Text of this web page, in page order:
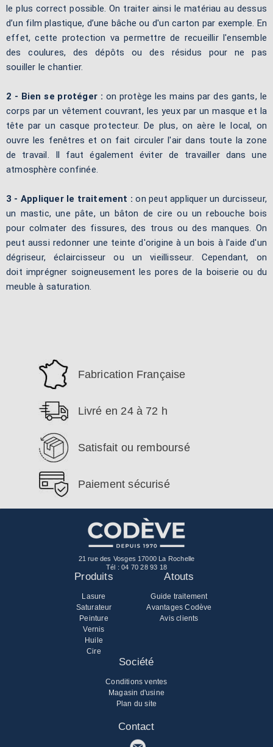
le plus correct possible. On traiter ainsi le matériau au dessus
d’un film plastique, d’une bâche ou d'un carton par exemple. En
effet, cette protection va permettre de recueillir l'ensemble
des coulures, des dépôts ou des résidus pour ne pas
souiller le chantier.
2 - Bien se protéger : on protège les mains par des gants, le
corps par un vêtement couvrant, les yeux par un masque et la
tête par un casque protecteur. De plus, on aère le local, on
ouvre les fenêtres et on fait circuler l'air dans toute la zone
de travail. Il faut également éviter de travailler dans une
atmosphère confinée.
3 - Appliquer le traitement : on peut appliquer un durcisseur,
un mastic, une pâte, un bâton de cire ou un rebouche bois
pour colmater des fissures, des trous ou des manques. On
peut aussi redonner une teinte d'origine à un bois à l'aide d'un
dégriseur, éclaircisseur ou un vieillisseur. Cependant, on
doit imprégner soigneusement les pores de la boiserie ou du
meuble à saturation.
Fabrication Française
Livré en 24 à 72 h
Satisfait ou remboursé
Paiement sécurisé
21 rue des Vosges 17000 La Rochelle
Tél :04 70 28 93 18
Produits
Lasure
Saturateur
Peinture
Vernis
Huile
Cire
Atouts
Guide traitement
Avantages Codève
Avis clients
Société
Conditions ventes
Magasin d'usine
Plan du site
Contact